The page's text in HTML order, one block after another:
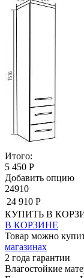
Итого:
5 450 Р
Добавить опцию
24910
24 910 Р
КУПИТЬ В
В КОРЗИНЕ
Товар можно
магазинах
2 года гарантии
Влагостойкие